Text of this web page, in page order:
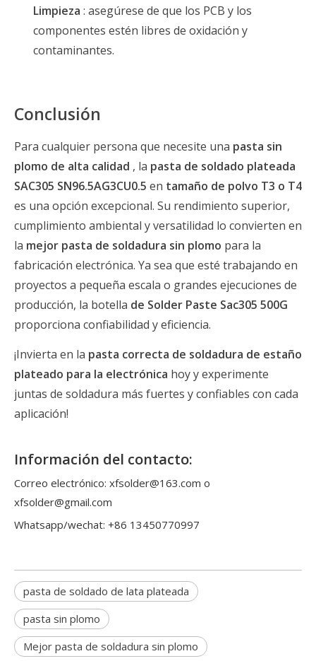
Limpieza: asegúrese de que los PCB y los
componentes estén libres de oxidación y
contaminantes.
Conclusión
Para cualquier persona que necesite una pasta sin
plomo de alta calidad , la pasta de soldado plateada
SAC305 SN96.5AG3CU0.5 en tamaño de polvo T3 o T4
es una opción excepcional. Su rendimiento superior,
cumplimiento ambiental y versatilidad lo convierten en
la mejor pasta de soldadura sin plomo para la
fabricación electrónica. Ya sea que esté trabajando en
proyectos a pequeña escala o grandes ejecuciones de
producción, la botella de Solder Paste Sac305 500G
proporciona confiabilidad y eficiencia.
¡Invierta en la pasta correcta de soldadura de estaño
plateado para la electrónica hoy y experimente
juntas de soldadura más fuertes y confiables con cada
aplicación!
Información del contacto:
Correo electrónico: xfsolder@163.com o
xfsolder@gmail.com
Whatsapp/wechat: +86 13450770997
pasta de soldado de lata plateada
pasta sin plomo
Mejor pasta de soldadura sin plomo